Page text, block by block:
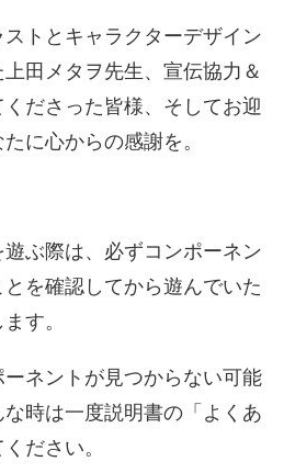
トとキャラクターデザイン
田メタヲ先生、宣伝協力＆
ださった皆様、そしてお迎
に心からの感謝を。
遊ぶ際は、必ずコンポーネン
とを確認してから遊んでいた
す。
ネントが見つからない可能
時は一度説明書の「よくあ
ださい。